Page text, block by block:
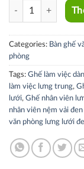
CE05002-M
Categories: Bàn ghế
phòng
Tags: Ghế làm việc
làm việc lưng trung,
lưới, Ghế nhân viên
nhân viên nệm vải đen
văn phòng lưng lưới